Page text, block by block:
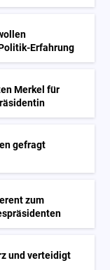
Erfahrung
Merkel für
gefragt
zum
und verteidigt